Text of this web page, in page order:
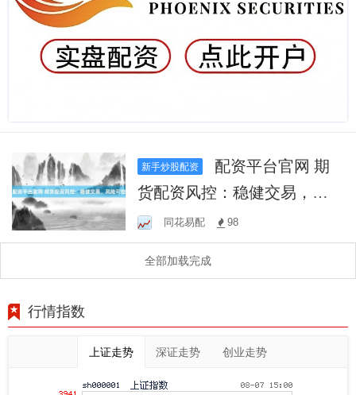
新手炒股配资
货配资风控：稳健交易，风
险可控同花易配 98
全部加载完成
行情指数
上证走势 深证走势 创业走势